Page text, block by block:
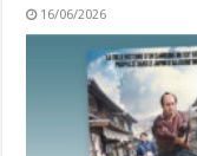
16/06/2026